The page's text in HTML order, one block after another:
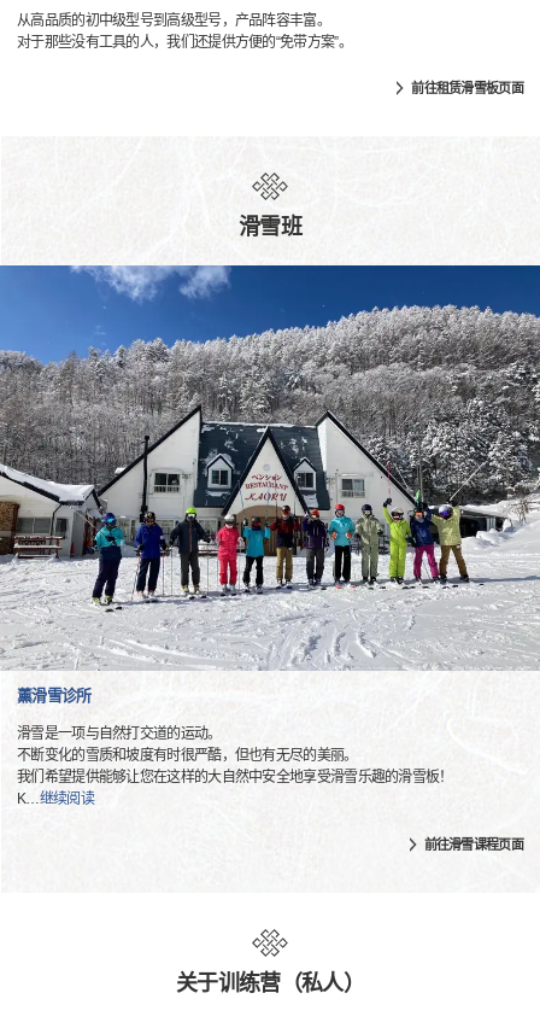
从高品质的初中级型号到高级型号，产品阵容丰富。
对于那些没有工具的人，我们还提供方便的“免带方案”。
前往租赁滑雪板页面
滑雪班
薰滑雪诊所
滑雪是一项与自然打交道的运动。
不断变化的雪质和坡度有时很严酷，但也有无尽的美丽。
我们希望提供能够让您在这样的大自然中安全地享受滑雪乐趣的滑雪板！
K…继续阅读
前往滑雪课程页面
关于训练营（私人）